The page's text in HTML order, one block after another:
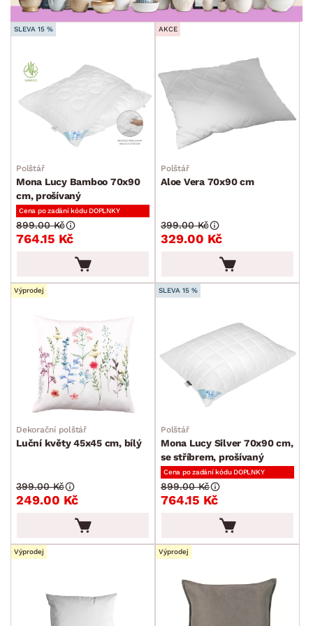
MÍSTNOST
SKLADOVOST
SLEVA 15 %
Polštář
Mona Lucy Bamboo 70x90
cm, prošívaný
Cena po zadání kódu DOPLNKY
764.15 Kč
899.00 Kč
AKCE
Polštář
Aloe Vera 70x90 cm
329.00 Kč
399.00 Kč
Výprodej
Dekorační polštář
Luční květy 45x45 cm, bílý
249.00 Kč
399.00 Kč
SLEVA 15 %
Polštář
Mona Lucy Silver 70x90 cm,
se stříbrem, prošívaný
Cena po zadání kódu DOPLNKY
764.15 Kč
899.00 Kč
Výprodej Výprodej